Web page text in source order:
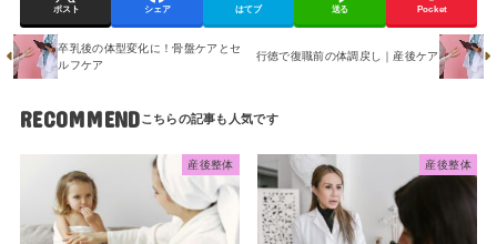
ポスト シェア はてブ 送る Pocket
卒乳後の体型変化に！骨盤ケアとセ
ルフケア
行徳で復職前の体調戻し｜産後ケア
RECOMMEND
産後整体 産後整体